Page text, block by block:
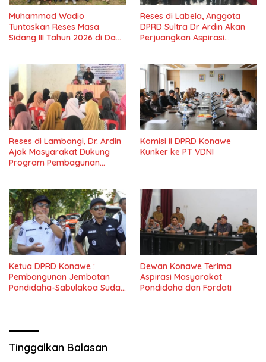
Muhammad Wadio
Tuntaskan Reses Masa
Sidang III Tahun 2026 di Dapil
Reses di Labela, Anggota
DPRD Sultra Dr Ardin Akan
Perjuangkan Aspirasi
Reses di Lambangi, Dr. Ardin
Ajak Masyarakat Dukung
Program Pembagunan
Komisi II DPRD Konawe
Kunker ke PT VDNI
Ketua DPRD Konawe :
Pembangunan Jembatan
Pondidaha-Sabulakoa Sudah
Dewan Konawe Terima
Aspirasi Masyarakat
Pondidaha dan Fordati
Tinggalkan Balasan